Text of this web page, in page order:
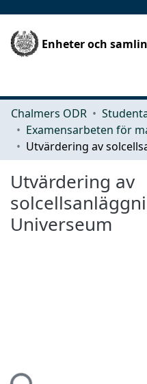
Enheter och
Chalmers ODR
Utvärdering av
Universeum